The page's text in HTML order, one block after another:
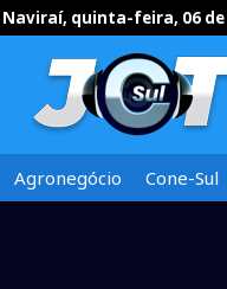
Naviraí, quinta-feira, 06 de
Agronegócio Cone-Sul